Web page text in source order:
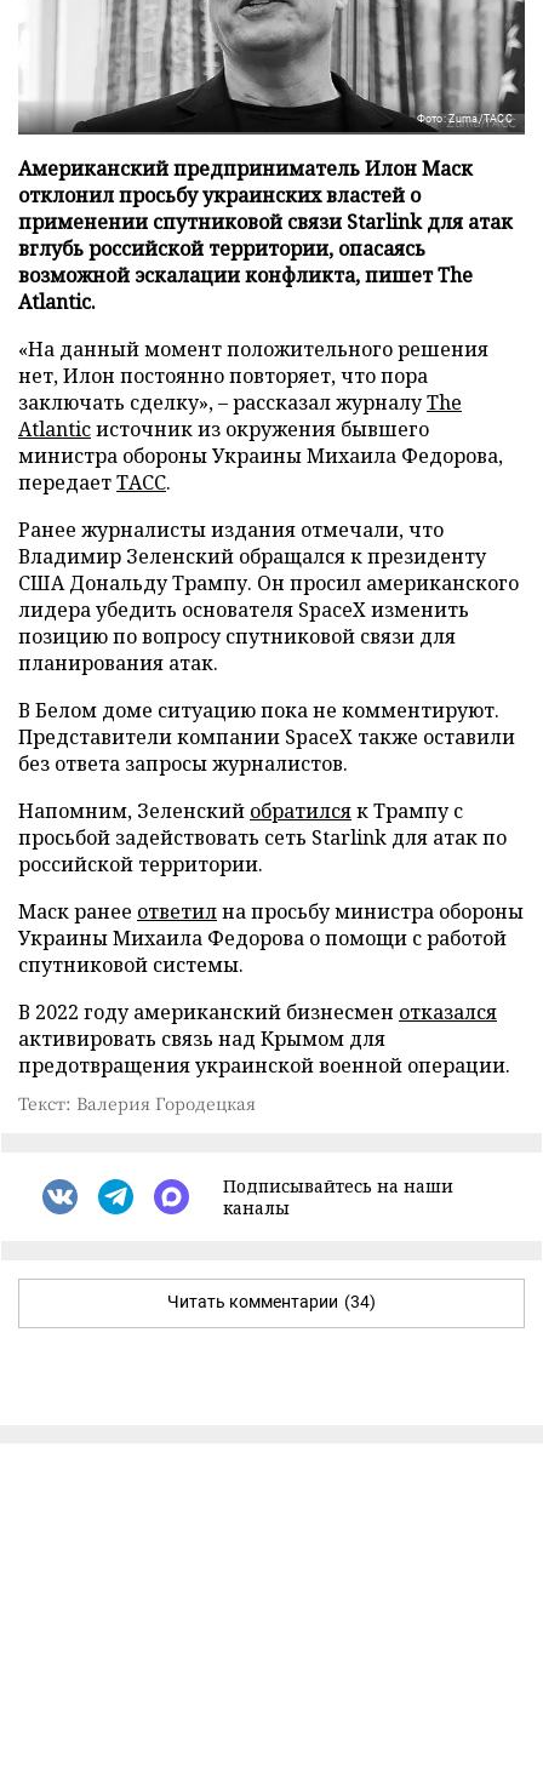
Фото: Zuma/ТАСС
Американский предприниматель Илон Маск
отклонил просьбу украинских властей о
применении спутниковой связи Starlink для атак
вглубь российской территории, опасаясь
возможной эскалации конфликта, пишет The
Atlantic.
«На данный момент положительного решения
нет, Илон постоянно повторяет, что пора
заключать сделку», – рассказал журналуThe
Atlanticисточник из окружения бывшего
министра обороны Украины Михаила Федорова,
передаетТАСС.
Ранее журналисты издания отмечали, что
Владимир Зеленский обращался к президенту
США Дональду Трампу. Он просил американского
лидера убедить основателя SpaceX изменить
позицию по вопросу спутниковой связи для
планирования атак.
В Белом доме ситуацию пока не комментируют.
Представители компании SpaceX также оставили
без ответа запросы журналистов.
Напомним, Зеленский обратилсяк Трампу с
просьбой задействовать сеть Starlink для атак по
российской территории.
Маск ранее ответилна просьбу министра обороны
Украины Михаила Федорова о помощи с работой
спутниковой системы.
В 2022 году американский бизнесмен отказался
активировать связь над Крымом для
предотвращения украинской военной операции.
Текст: Валерия Городецкая
Подписывайтесь на наши
каналы
Читать комментарии (34)